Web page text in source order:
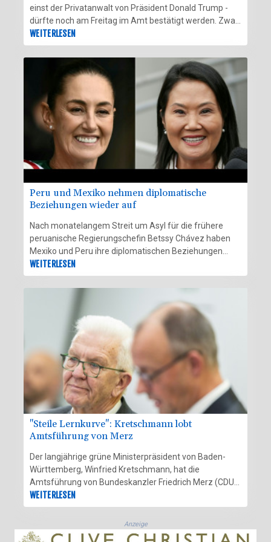
einst der Privatanwalt von Präsident Donald Trump -
dürfte noch am Freitag im Amt bestätigt werden. Zwar
kündigten mit Lisa Murkowski und Susan Collins zwei
Senatorinnen von Trumps Republikanern an, gegen die
umstrittene Personalie stimmen zu wollen. Der bislang
zögerliche Republikaner Bill Cassidy gab aber bekannt,
Blanche seine Zustimmung zu geben.
WEITERLESEN
Peru und Mexiko nehmen diplomatische
Beziehungen wieder auf
Nach monatelangem Streit um Asyl für die frühere
peruanische Regierungschefin Betssy Chávez haben
Mexiko und Peru ihre diplomatischen Beziehungen
wieder aufgenommen. Das teilten beide Seiten am
Freitag in einer gemeinsamen Erklärung mit. Chávez
habe ausreisen dürfen und befinde sich auf dem Weg
nach Mexiko, sagte die mexikanische Präsidentin
Claudia Sheinbaum vor Journalisten.
WEITERLESEN
"Steile Lernkurve": Kretschmann lobt
Amtsführung von Merz
Der langjährige grüne Ministerpräsident von Baden-
Württemberg, Winfried Kretschmann, hat die
Amtsführung von Bundeskanzler Friedrich Merz (CDU)
gelobt. Merz habe vor der Übernahme des Amts keine
Regierungserfahrung gehabt und "dafür eine steile
Lernkurve" demonstriert, sagte der Grünen-Politiker der
"Süddeutschen Zeitung" vom Samstag. Vor allem in der
WEITERLESEN
Anzeige